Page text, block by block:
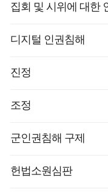
집회 및 시위에 대한
디지털 인권침해
진정
조정
군인권침해 구제
헌법소원심판